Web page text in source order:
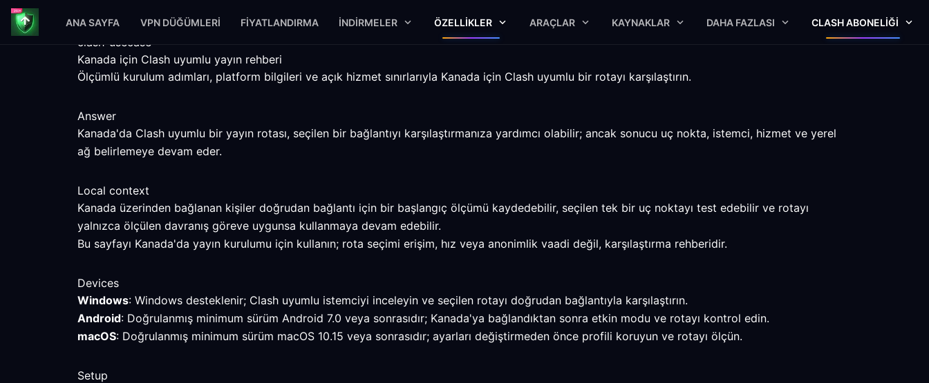
ANA SAYFA VPN DÜĞÜMLERI FIYATLANDIRMA İNDIRMELER ÖZELLIKLER ARAÇLAR KAYNAKLAR DAHA FAZLASI CLASH ABONELIĞI
clash-usecase
Kanada için Clash uyumlu yayın rehberi
Ölçümlü kurulum adımları, platform bilgileri ve açık hizmet sınırlarıyla Kanada için Clash uyumlu bir rotayı karşılaştırın.
Answer
Kanada'da Clash uyumlu bir yayın rotası, seçilen bir bağlantıyı karşılaştırmanıza yardımcı olabilir; ancak sonucu uç nokta, istemci, hizmet ve yerel
ağ belirlemeye devam eder.
Local context
Kanada üzerinden bağlanan kişiler doğrudan bağlantı için bir başlangıç ölçümü kaydedebilir, seçilen tek bir uç noktayı test edebilir ve rotayı
yalnızca ölçülen davranış göreve uygunsa kullanmaya devam edebilir.
Bu sayfayı Kanada'da yayın kurulumu için kullanın; rota seçimi erişim, hız veya anonimlik vaadi değil, karşılaştırma rehberidir.
Devices
Windows: Windows desteklenir; Clash uyumlu istemciyi inceleyin ve seçilen rotayı doğrudan bağlantıyla karşılaştırın.
Android: Doğrulanmış minimum sürüm Android 7.0 veya sonrasıdır; Kanada'ya bağlandıktan sonra etkin modu ve rotayı kontrol edin.
macOS: Doğrulanmış minimum sürüm macOS 10.15 veya sonrasıdır; ayarları değiştirmeden önce profili koruyun ve rotayı ölçün.
Setup